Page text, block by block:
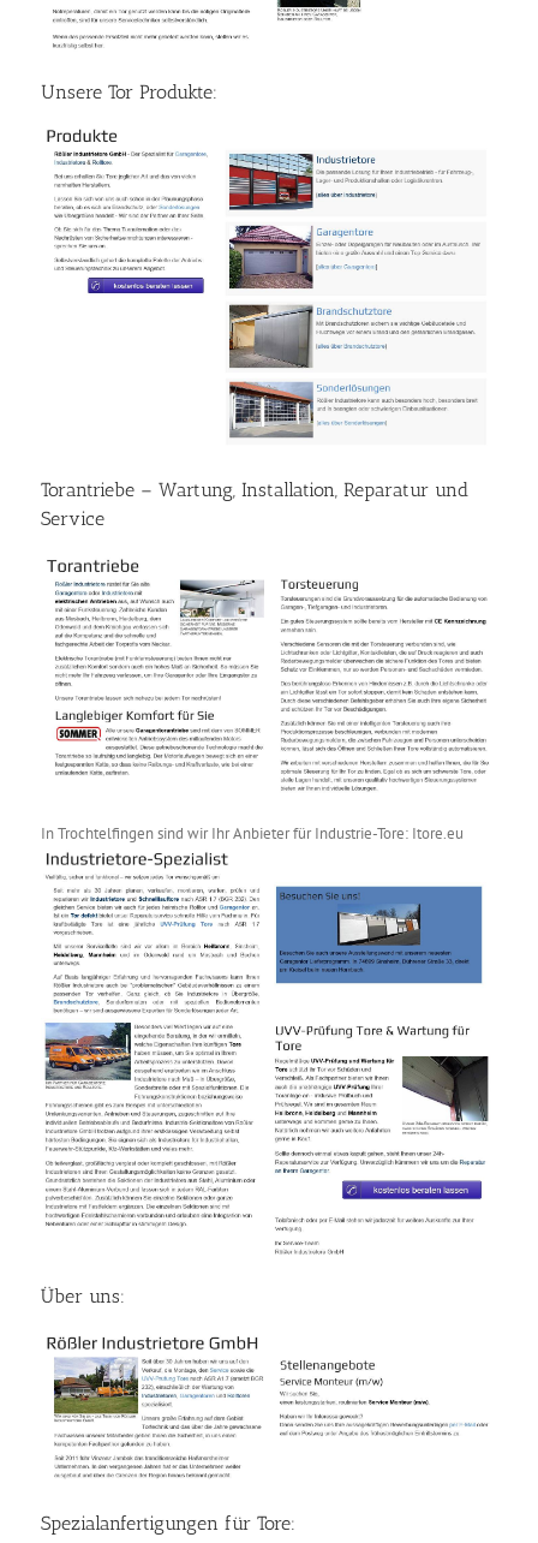
Unsere Tor Produkte:
Torantriebe – Wartung, Installation, Reparatur und
Service
In Trochtelfingen sind wir Ihr Anbieter für Industrie-Tore: Itore.eu
Über uns:
Spezialanfertigungen für Tore: